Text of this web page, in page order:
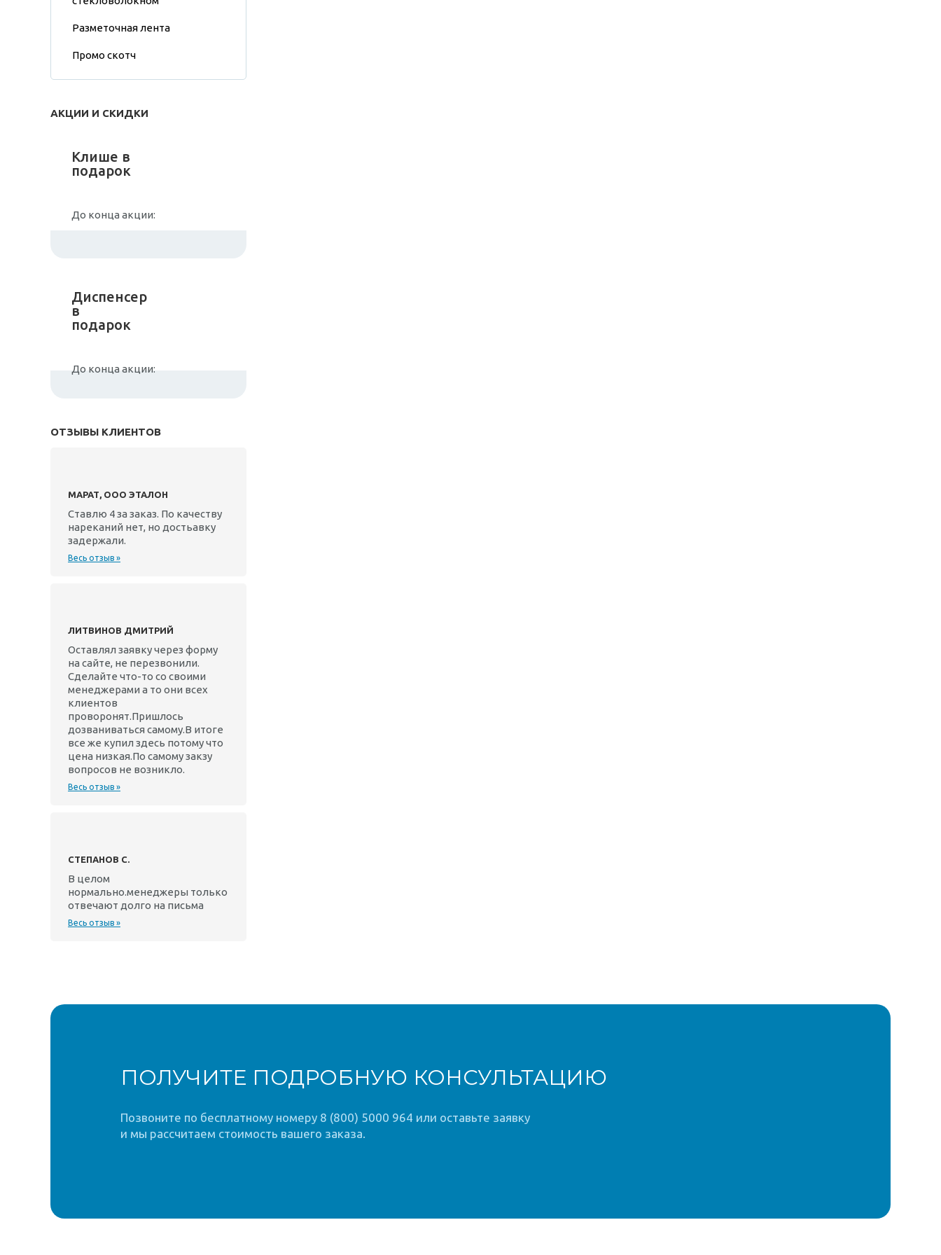
Разметочная лента
Промо скотч
АКЦИИ И СКИДКИ
Клише в
подарок
До конца акции:
Диспенсер
в
подарок
До конца акции:
ОТЗЫВЫ КЛИЕНТОВ
МАРАТ, ООО ЭТАЛОН
Ставлю 4 за заказ. По качеству
нареканий нет, но достьавку
задержали.
Весь отзыв »
ЛИТВИНОВ ДМИТРИЙ
Оставлял заявку через форму
на сайте, не перезвонили.
Сделайте что-то со своими
менеджерами а то они всех
клиентов
проворонят.Пришлось
дозваниваться самому.В итоге
все же купил здесь потому что
цена низкая.По самому закзу
вопросов не возникло.
Весь отзыв »
СТЕПАНОВ С.
В целом
нормально.менеджеры только
отвечают долго на письма
Весь отзыв »
ПОЛУЧИТЕ ПОДРОБНУЮ КОНСУЛЬТАЦИЮ
Позвоните по бесплатному номеру 8 (800) 5000 964 или оставьте заявку
и мы рассчитаем стоимость вашего заказа.